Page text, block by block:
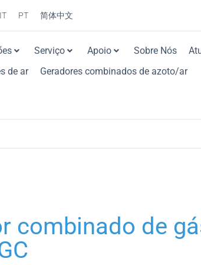
IT PT 简体中文
Serviço Apoio Sobre Nós
de ar
Geradores combinados de azoto/ar
combinado de